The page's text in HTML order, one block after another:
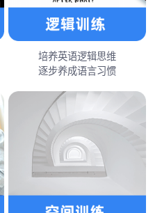
培养英语逻辑思维
逐步养成语言习惯